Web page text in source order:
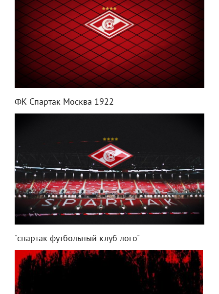
ФК Спартак Москва 1922
"спартак футбольный клуб лого"